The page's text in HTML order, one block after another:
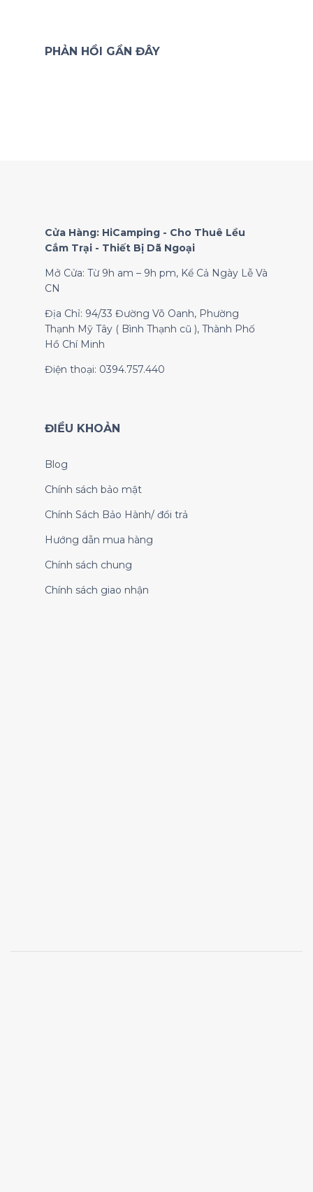
PHẢN HỒI GẦN ĐÂY
Cửa Hàng: HiCamping - Cho Thuê Lều
Cắm Trại - Thiết Bị Dã Ngoại
Mở Cửa: Từ 9h am – 9h pm, Kể Cả Ngày Lễ Và
CN
Địa Chỉ: 94/33 Đường Võ Oanh, Phường
Thạnh Mỹ Tây ( Bình Thạnh cũ ), Thành Phố
Hồ Chí Minh
Điện thoại: 0394.757.440
ĐIỀU KHOẢN
Blog
Chính sách bảo mật
Chính Sách Bảo Hành/ đổi trả
Hướng dẫn mua hàng
Chính sách chung
Chính sách giao nhận